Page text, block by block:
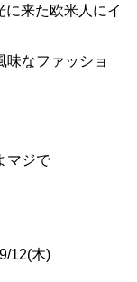
来た欧米人にイ
味なファッショ
マジで
12(木)